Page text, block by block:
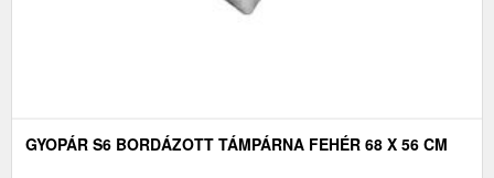
GYOPÁR S6 BORDÁZOTT TÁMPÁRNA FEHÉR 68 X 56 CM